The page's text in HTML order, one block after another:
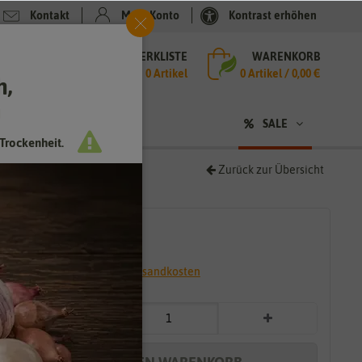
Kontakt Mein Konto Kontrast erhöhen
MERKLISTE
0 Artikel
WARENKORB
0Artikel /0,00 €
SALE
Zurück zur Übersicht
* inkl. 7% MwSt. zzgl. Versandkosten